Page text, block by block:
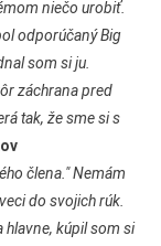
niečo urobiť.
odporúčaný Big
som si ju.
záchrana pred
tak, že sme si s
člena." Nemám
do svojich rúk.
kúpil som si